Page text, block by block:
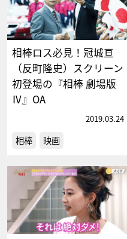
相棒ロス必見！冠城亘
（反町隆史）スクリーン
初登場の『相棒 劇場版
Ⅳ』OA
2019.03.24
相棒 映画